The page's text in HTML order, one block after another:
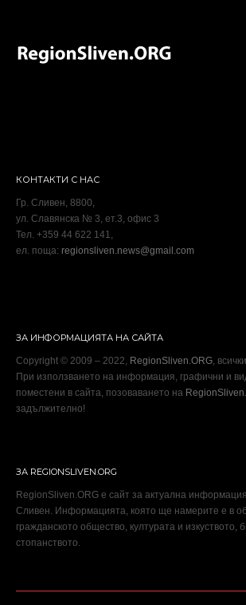
КОНТАКТИ С НАС
Гр. Сливен, 8800,
ул. Славянска № 3, ет.3, офис 3
Тел. +359 44 622 141,
ел. поща: regionsliven.news@gmail.com
ЗА ИНФОРМАЦИЯТА НА САЙТА
Copyright © 2009 – 2022, RegionSliven.ORG ,
При използването на информация, графични и
поместени в сайта, позоваването на
задължително!
ЗА REGIONSLIVEN.ORG
RegionSliven.ORG е сайт за актуална
Сливен. Информацията, която ще намерите е в
гражданското общество, културата и изкуството,
стопанството.